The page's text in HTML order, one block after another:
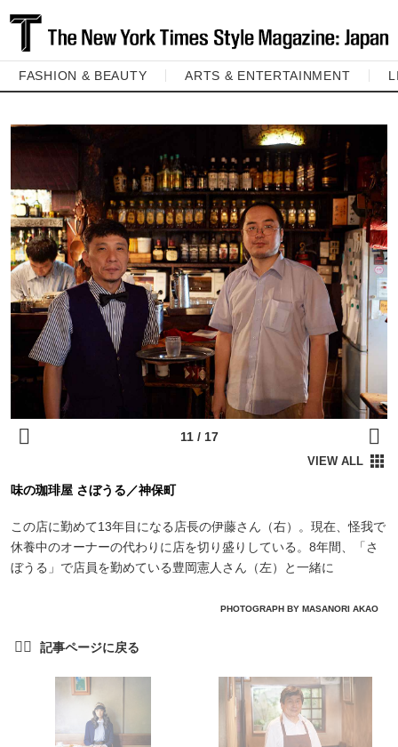
FASHION & BEAUTY ARTS & ENTERTAINMENT
味の珈琲屋 さぼうる／神保町
この店に勤めて13年目になる店長の伊藤さん（右）。現在、怪我で
休養中のオーナーの代わりに店を切り盛りしている。8年間、「さ
ぼうる」で店員を勤めている豊岡憲人さん（左）と一緒に
PHOTOGRAPH BY MASANORI AKAO